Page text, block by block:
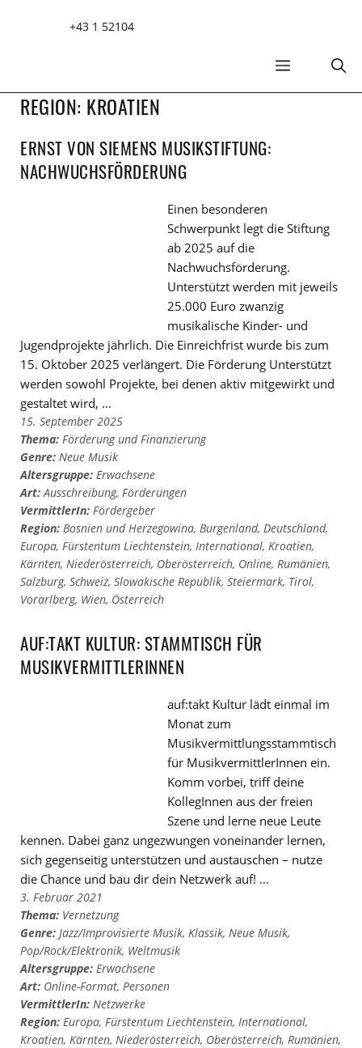
+43 1 52104
MENÜ
REGION: KROATIEN
ERNST VON SIEMENS MUSIKSTIFTUNG:
NACHWUCHSFÖRDERUNG
Einen besonderen
Schwerpunkt legt die Stiftung
ab 2025 auf die
Nachwuchsförderung.
Unterstützt werden mit jeweils
25.000 Euro zwanzig
musikalische Kinder- und
Jugendprojekte jährlich. Die Einreichfrist wurde bis zum
15. Oktober 2025 verlängert. Die Förderung Unterstützt
werden sowohl Projekte, bei denen aktiv mitgewirkt und
gestaltet wird, …
15. September 2025
Thema: Förderung und Finanzierung
Genre: Neue Musik
Altersgruppe: Erwachsene
Art: Ausschreibung, Förderungen
VermittlerIn: Fördergeber
Region: Bosnien und Herzegowina, Burgenland, Deutschland,
Europa, Fürstentum Liechtenstein, International, Kroatien,
Kärnten, Niederösterreich, Oberösterreich, Online, Rumänien,
Salzburg, Schweiz, Slowakische Republik, Steiermark, Tirol,
Vorarlberg, Wien, Österreich
AUF:TAKT KULTUR: STAMMTISCH FÜR
MUSIKVERMITTLERINNEN
auf:takt Kultur lädt einmal im
Monat zum
Musikvermittlungsstammtisch
für MusikvermittlerInnen ein.
Komm vorbei, triff deine
KollegInnen aus der freien
Szene und lerne neue Leute
kennen. Dabei ganz ungezwungen voneinander lernen,
sich gegenseitig unterstützen und austauschen – nutze
die Chance und bau dir dein Netzwerk auf! …
3. Februar 2021
Thema: Vernetzung
Genre: Jazz/Improvisierte Musik, Klassik, Neue Musik,
Pop/Rock/Elektronik, Weltmusik
Altersgruppe: Erwachsene
Art: Online-Format, Personen
VermittlerIn: Netzwerke
Region: Europa, Fürstentum Liechtenstein, International,
Kroatien, Kärnten, Niederösterreich, Oberösterreich, Rumänien,